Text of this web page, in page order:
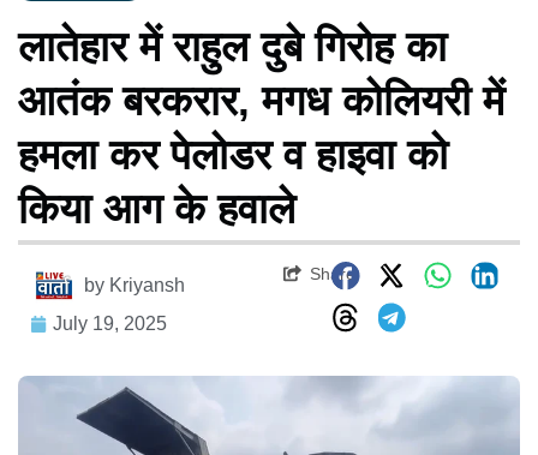
लातेहार में राहुल दुबे गिरोह का
आतंक बरकरार, मगध कोलियरी में
हमला कर पेलोडर व हाइवा को
किया आग के हवाले
by Kriyansh
July 19, 2025
Share